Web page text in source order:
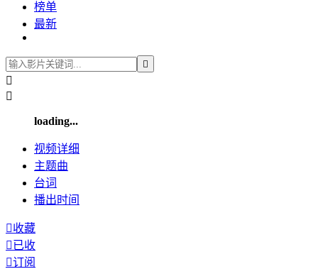
榜单
最新



loading...
视频详细
主题曲
台词
播出时间
收藏
已收
订阅